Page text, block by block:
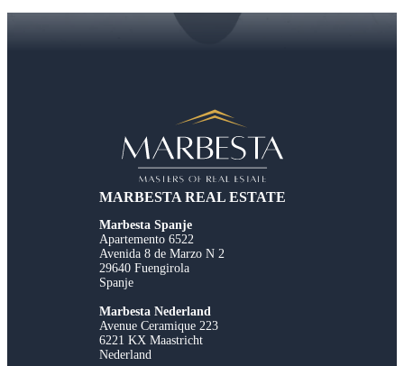
MARBESTA REAL ESTATE
Marbesta Spanje
Apartemento 6522
Avenida 8 de Marzo N 2
29640 Fuengirola
Spanje
Marbesta Nederland
Avenue Ceramique 223
6221 KX Maastricht
Nederland